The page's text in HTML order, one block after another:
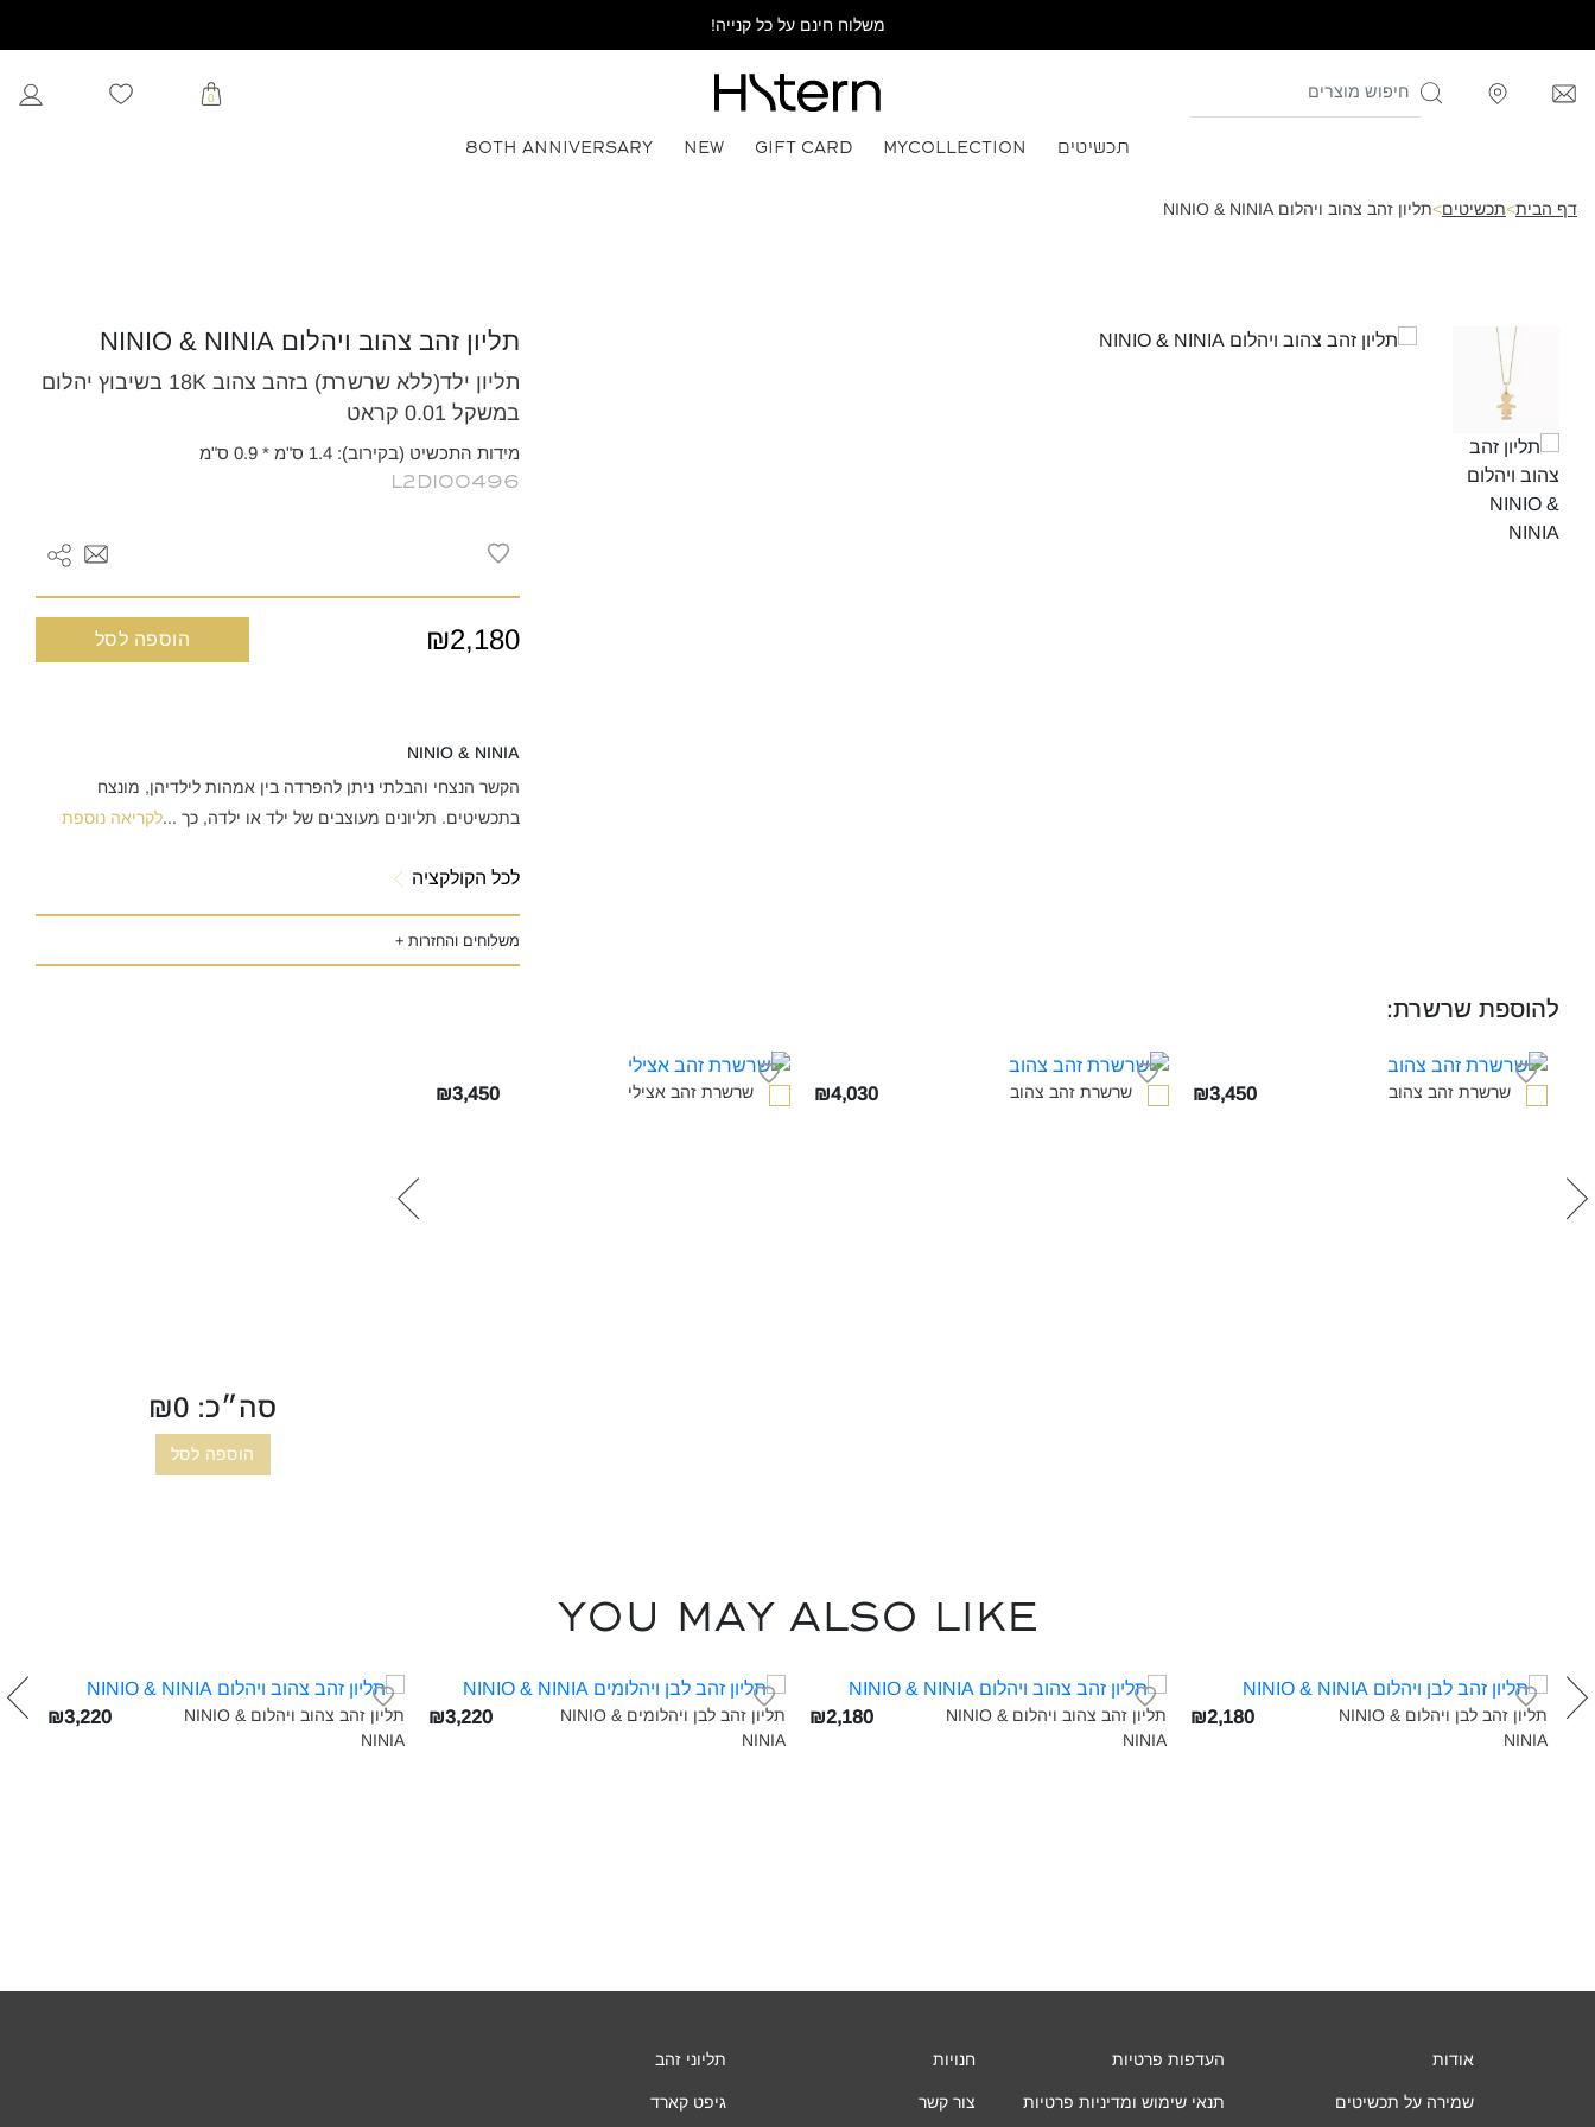
משלוח חינם על כל קנייה!
0
תכשיטים MYCOLLECTION
GIFT CARD
NEW
80TH ANNIVERSARY
דף הבית>תכשיטים>תליון זהב צהוב ויהלום NINIO & NINIA
תליון זהב צהוב ויהלום NINIO & NINIA
תליון ילד(ללא שרשרת) בזהב צהוב 18K בשיבוץ יהלום
במשקל 0.01 קראט
מידות התכשיט (בקירוב): 1.4 ס"מ * 0.9 ס"מ
L2DI00496
₪2,180 הוספה לסל
NINIO & NINIA
הקשר הנצחי והבלתי ניתן להפרדה בין אמהות לילדיהן, מונצח
בתכשיטים. תליונים מעוצבים של ילד או ילדה, כך ...לקריאה נוספת
לכל הקולקציה
משלוחים והחזרות +
להוספת שרשרת:
שרשרת זהב צהוב‎ ₪3,450 שרשרת זהב צהוב‎ ₪4,030 שרשרת זהב אצילי‎ ₪3,450
שרשרת זהב צהוב‎סה״כ: ₪ 0
הוספה לסל
You may also like
תליון זהב לבן ויהלום NINIO &
NINIA‎
₪2,180
תליון זהב צהוב ויהלום NINIO &
NINIA‎
₪2,180
תליון זהב לבן ויהלומים NINIO &
NINIA‎
₪3,220
תליון זהב צהוב ויהלום NINIO &
NINIA‎
₪3,220
אודות
שמירה על תכשיטים
העדפות פרטיות
תנאי שימוש ומדיניות פרטיות
חנויות
צור קשר
תליוני זהב
גיפט קארד